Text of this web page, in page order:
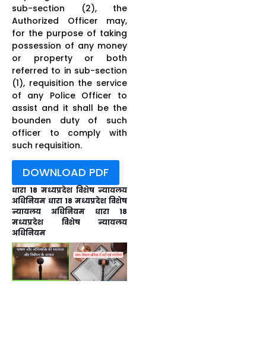
sub-section (2), the
Authorized Officer may,
for the purpose of taking
possession of any money
or property or both
referred to in sub-section
(1), requisition the service
of any Police Officer to
assist and it shall be the
bounden duty of such
officer to comply with
such requisition.
DOWNLOAD PDF
धारा 18 मध्यप्रदेश विशेष न्यायलय
अधिनियम धारा 18 मध्यप्रदेश विशेष
न्यायलय अधिनियम धारा 18
मध्यप्रदेश विशेष न्यायलय
अधिनियम